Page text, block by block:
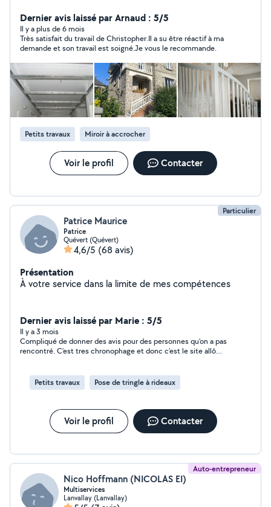
Dernier avis laissé par Arnaud : 5/5
Il y a plus de 6 mois
Très satisfait du travail de Christopher.Il a su être réactif à ma
demande et son travail est soigné.Je vous le recommande.
Petits travaux Miroir à accrocher
Voir le profil Contacter
Particulier
Patrice Maurice
Patrice
Quévert (Quévert)
4,6/5 (68 avis)
Présentation
À votre service dans la limite de mes compétences
Dernier avis laissé par Marie : 5/5
Il y a 3 mois
Compliqué de donner des avis pour des personnes qu’on a pas
rencontré. C’est tres chronophage et donc c’est le site allô
Petits travaux
Pose de tringle à rideaux
Voir le profil Contacter
Auto-entrepreneur
Nico Hoffmann (NICOLAS EI)
Multiservices
Lanvallay (Lanvallay)